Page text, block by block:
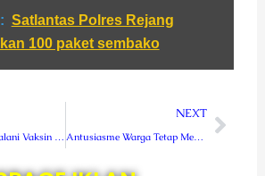
Satlantas Polres Rejang
100 paket sembako
Puluhan Warga Jalani Vaksin Ke-2 di Polsek Kota Padang
NEXT
Antusiasme Warga Tetap Menjalani Vaksinasi di Lapangan Kodim 1801 Manokwari, Meskipun Diguyur Hujan
Next